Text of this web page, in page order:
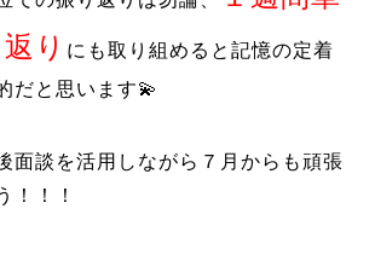
り にも取り組めると記憶の定着
だと思います💫
面談を活用しながら７月からも頑張
！！！